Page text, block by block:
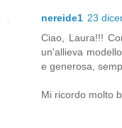
nereide1 23
Ciao, Laura!!!
un'allieva
e generosa,
Mi ricordo molto